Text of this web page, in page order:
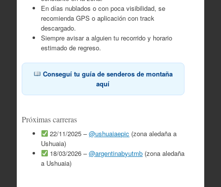
En días nublados o con poca visibilidad, se
recomienda GPS o aplicación con track
descargado.
Siempre avisar a alguien tu recorrido y horario
estimado de regreso.
Conseguí tu guía de senderos de montaña
aquí
Próximas carreras
22/11/2025 –@ushuaiaepic (zona aledaña a
Ushuaia)
18/03/2026 –@argentinabyutmb (zona aledaña
a Ushuaia)